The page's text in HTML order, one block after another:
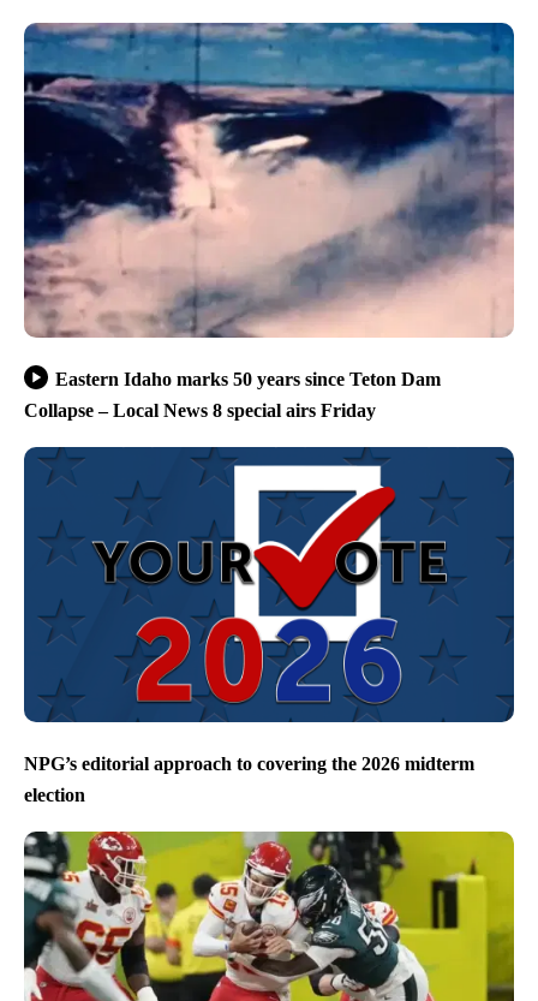
Eastern Idaho marks 50 years since Teton Dam
Collapse – Local News 8 special airs Friday
NPG’s editorial approach to covering the 2026 midterm
election